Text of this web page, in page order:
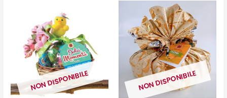
NON DISPONIBILE NON DISPONIBILE